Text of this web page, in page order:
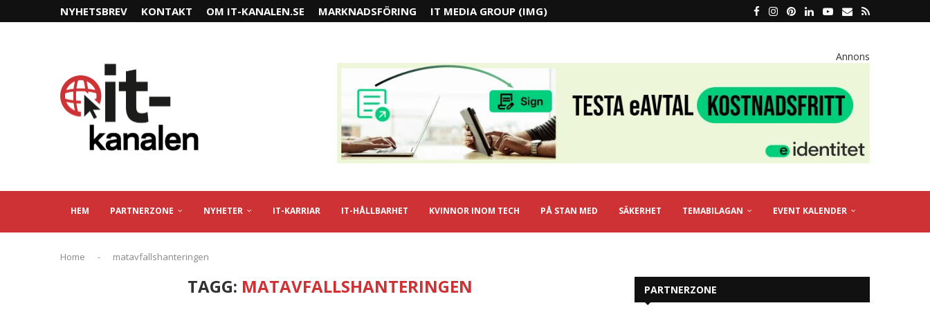
NYHETSBREV KONTAKT OM IT-KANALEN.SE MARKNADSFÖRING IT MEDIA GROUP (IMG)
Annons
HEM PARTNERZONE NYHETER IT-KARRIAR IT-HÅLLBARHET KVINNOR INOM TECH PÅ STAN MED SÄKERHET TEMABILAGAN EVENT KALENDER
Home - matavfallshanteringen
TAGG: MATAVFALLSHANTERINGEN PARTNERZONE